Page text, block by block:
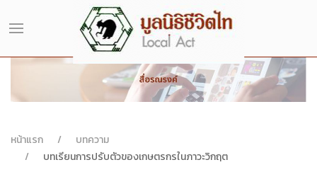
หน้าแรก
บทความ
บทเรียนการปรับตัวของเกษตรกรในภาวะวิกฤต